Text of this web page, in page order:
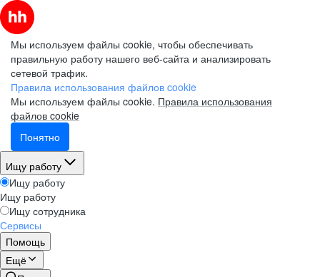
Мы используем файлы cookie, чтобы обеспечивать
правильную работу нашего веб-сайта и анализировать
сетевой трафик.
Правила использования файлов cookie
Мы используем файлы cookie. Правила использования
файлов cookie
Понятно
Ищу работу
Ищу работу
Ищу работу
Ищу сотрудника
Сервисы
Помощь
Ещё